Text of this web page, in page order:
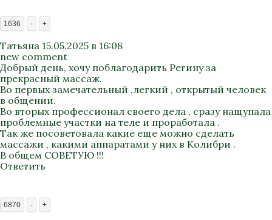
1636 - +
Татьяна 15.05.2025 в 16:08
new comment
Добрый день, хочу поблагодарить Регину за
прекрасный массаж.
Во первых замечательный ,легкий , открытый человек
в общении.
Во вторых профессионал своего дела , сразу нащупала
проблемные участки на теле и проработала .
Так же посоветовала какие еще можно сделать
массажи , какими аппаратами у них в Колибри .
В общем СОВЕТУЮ !!!
Ответить
6870 - +